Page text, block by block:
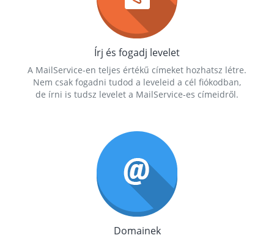
Írj és fogadj levelet
A MailService-en teljes értékű címeket hozhatsz létre.
Nem csak fogadni tudod a leveleid a cél fiókodban,
de írni is tudsz levelet a MailService-es címeidről.
Domainek